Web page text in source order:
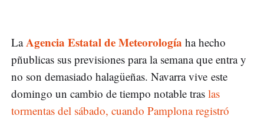
La Agencia Estatal de Meteorología ha hecho
pñublicas sus previsiones para la semana que entra y
no son demasiado halagüeñas. Navarra vive este
domingo un cambio de tiempo notable tras las
tormentas del sábado, cuando Pamplona registró